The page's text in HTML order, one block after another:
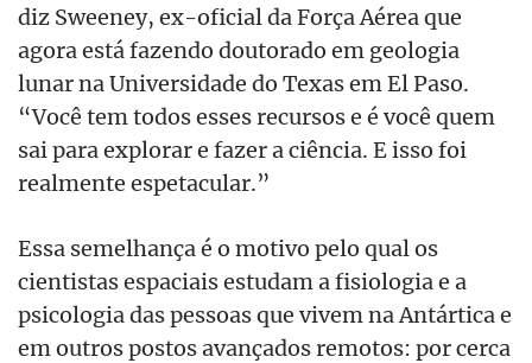
diz Sweeney, ex-oficial da Força Aérea que
agora está fazendo doutorado em geologia
lunar na Universidade do Texas em El Paso.
“Você tem todos esses recursos e é você quem
sai para explorar e fazer a ciência. E isso foi
realmente espetacular.”
Essa semelhança é o motivo pelo qual os
cientistas espaciais estudam a fisiologia e a
psicologia das pessoas que vivem na Antártica e
em outros postos avançados remotos: por cerca